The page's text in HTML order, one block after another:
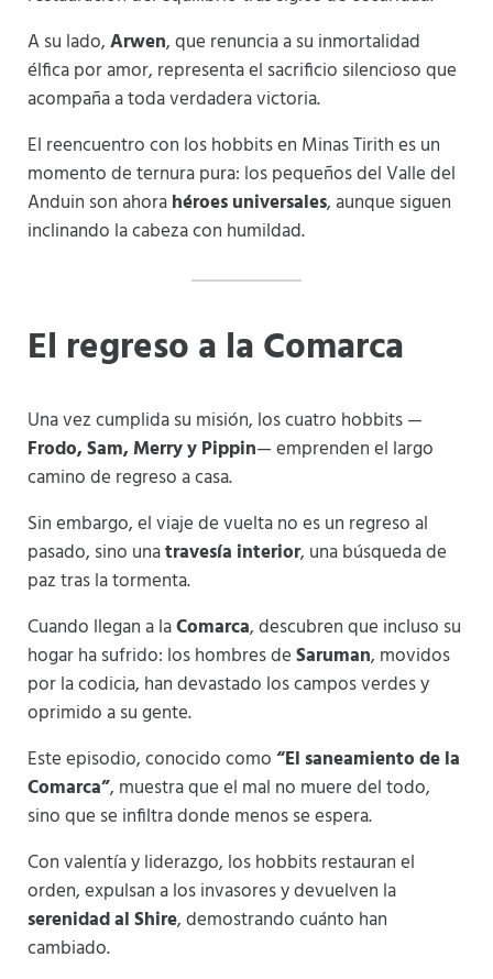
A su lado,Arwen, que renuncia a su inmortalidad
élfica por amor, representa el sacrificio silencioso que
acompaña a toda verdadera victoria.
El reencuentro con los hobbits en Minas Tirith es un
momento de ternura pura: los pequeños del Valle del
Anduin son ahorahéroes universales, aunque siguen
inclinando la cabeza con humildad.
El regreso a la Comarca
Una vez cumplida su misión, los cuatro hobbits —
Frodo, Sam, Merry y Pippin— emprenden el largo
camino de regreso a casa.
Sin embargo, el viaje de vuelta no es un regreso al
pasado, sino unatravesía interior, una búsqueda de
paz tras la tormenta.
Cuando llegan a laComarca, descubren que incluso su
hogar ha sufrido: los hombres deSaruman, movidos
por la codicia, han devastado los campos verdes y
oprimido a su gente.
Este episodio, conocido como“El saneamiento de la
Comarca”, muestra que el mal no muere del todo,
sino que se infiltra donde menos se espera.
Con valentía y liderazgo, los hobbits restauran el
orden, expulsan a los invasores y devuelven la
serenidad al Shire, demostrando cuánto han
cambiado.